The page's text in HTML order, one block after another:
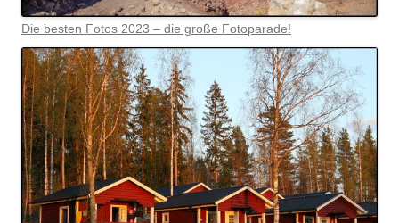
Die besten Fotos 2023 – die große Fotoparade!